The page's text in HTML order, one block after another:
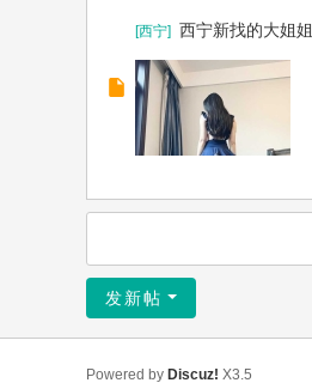
[西宁] 西宁新找的大姐姐
发新帖
Powered by Discuz! X3.5